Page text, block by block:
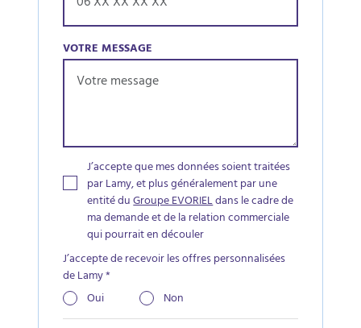
VOTRE MESSAGE
J’accepte que mes données soient traitées
par Lamy, et plus généralement par une
entité duGroupe EVORIELdans le cadre de
ma demande et de la relation commerciale
qui pourrait en découler
J’accepte de recevoir les offres personnalisées
de Lamy*
Oui
Non